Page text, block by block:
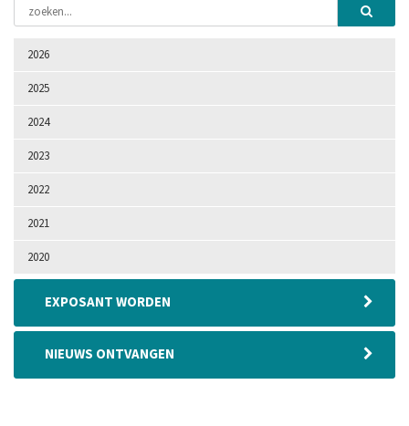
2026
2025
2024
2023
2022
2021
2020
EXPOSANT WORDEN
NIEUWS ONTVANGEN